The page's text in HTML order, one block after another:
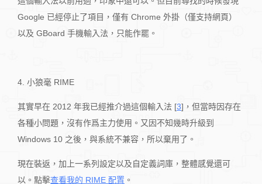
Google 已經停止了項目，僅有 Chrome 外掛（僅支持網頁）
以及 GBoard 手機輸入法，只能作罷。
4. 小狼毫 RIME
其實早在 2012 年我已經推介過這個輸入法 [3]，但當時因存在
各種小問題，沒有作爲主力使用。又因不知幾時升級到
Windows 10 之後，與系統不兼容，所以棄用了。
現在裝返，加上一系列設定以及自定義詞庫，整體感覺還可
以。點擊查看我的 RIME 配置 。